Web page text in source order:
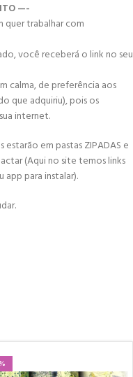
—-
quer trabalhar com
você receberá o link no seu
calma, de preferência aos
que adquiriu), pois os
internet.
estarão em pastas ZIPADAS e
(Aqui no site temos links
para instalar).